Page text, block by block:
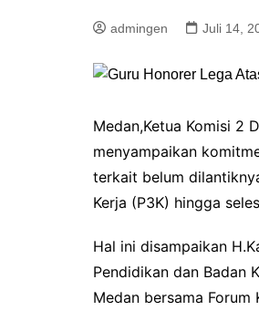
admingen Juli 14,
Medan,Ketua Komisi 2
menyampaikan
terkait belum
Kerja (P3K) hingga
Hal ini disampaikan
Pendidikan dan Badan
Medan bersama